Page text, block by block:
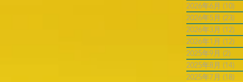
2026年6月 (10)
2026年5月 (23)
2026年3月 (12)
2026年1月 (12)
2025年9月 (2)
2025年8月 (14)
2025年7月 (18)